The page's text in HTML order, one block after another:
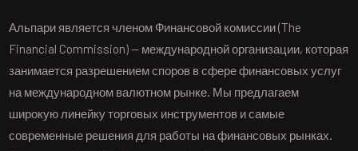
Альпари является членом Финансовой комиссии (The
Financial Commission) — международной организации, которая
занимается разрешением споров в сфере финансовых услуг
на международном валютном рынке. Мы предлагаем
широкую линейку торговых инструментов и самые
современные решения для работы на финансовых рынках.